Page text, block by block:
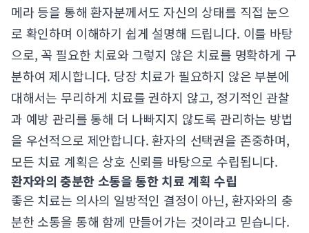
메라 등을 통해 환자분께서도 자신의 상태를 직접 눈으
로 확인하며 이해하기 쉽게 설명해 드립니다. 이를 바탕
으로, 꼭 필요한 치료와 그렇지 않은 치료를 명확하게 구
분하여 제시합니다. 당장 치료가 필요하지 않은 부분에
대해서는 무리하게 치료를 권하지 않고, 정기적인 관찰
과 예방 관리를 통해 더 나빠지지 않도록 관리하는 방법
을 우선적으로 제안합니다. 환자의 선택권을 존중하며,
모든 치료 계획은 상호 신뢰를 바탕으로 수립됩니다.
환자와의 충분한 소통을 통한 치료 계획 수립
좋은 치료는 의사의 일방적인 결정이 아닌, 환자와의 충
분한 소통을 통해 함께 만들어가는 것이라고 믿습니다.